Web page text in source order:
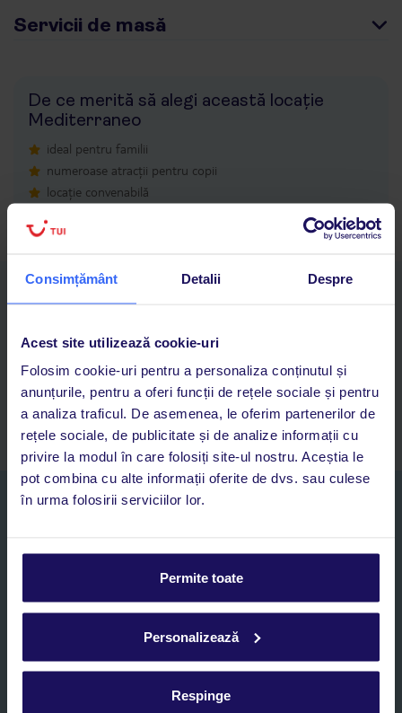
Consimțământ Detalii Despre
Acest site utilizează cookie-uri
Folosim cookie-uri pentru a personaliza conținutul și
anunțurile, pentru a oferi funcții de rețele sociale și pentru
a analiza traficul. De asemenea, le oferim partenerilor de
rețele sociale, de publicitate și de analize informații cu
privire la modul în care folosiți site-ul nostru. Aceștia le
pot combina cu alte informații oferite de dvs. sau culese
în urma folosirii serviciilor lor.
Permite toate
Personalizează
Respinge
Servicii de masă
De ce merită să alegi această locație
Mediterraneo
ideal pentru familii
numeroase atracții pentru copii
locație convenabilă
Descarcă acum aplicația TUI
Adaugi la favorite vacanțele care îți plac și revii oricând la ele
singură aplicație
Asistență 24/7 prin chat, pe toată durata vacanței
Abonați-vă la newsletter
Sunt de acord cu prelucrarea datelor mele personale de către TUI
specificat în„Informații privind prelucrarea datelor cu caracter
, prin mijloace electronice de comunicare (e-mail),